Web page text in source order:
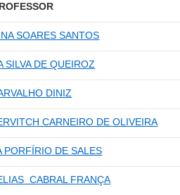
SOARES SANTOS
SILVA DE QUEIROZ
DINIZ
CARNEIRO DE OLIVEIRA
PORFÍRIO DE SALES
CABRAL FRANÇA